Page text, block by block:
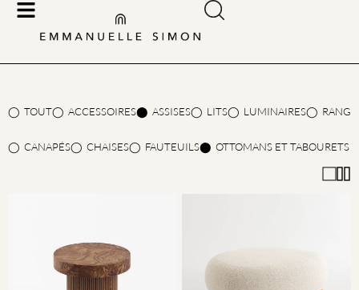
TOUT ACCESSOIRES ASSISES LITS LUMINAIRES
CANAPÉS CHAISES FAUTEUILS OTTOMANS ET TABOURETS